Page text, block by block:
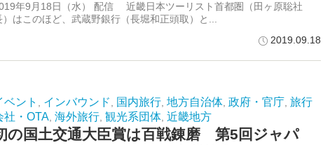
年9月18日（水） 配信 近畿日本ツーリスト首都圏（田ヶ原聡社
）はこのほど、武蔵野銀行（長堀和正頭取）と...
2019.09.18
ベント , インバウンド, 国内旅行, 地方自治体, 政府・官庁, 旅行
社・OTA, 海外旅行, 観光系団体, 近畿地方
の国土交通大臣賞は百戦錬磨 第5回ジャパ